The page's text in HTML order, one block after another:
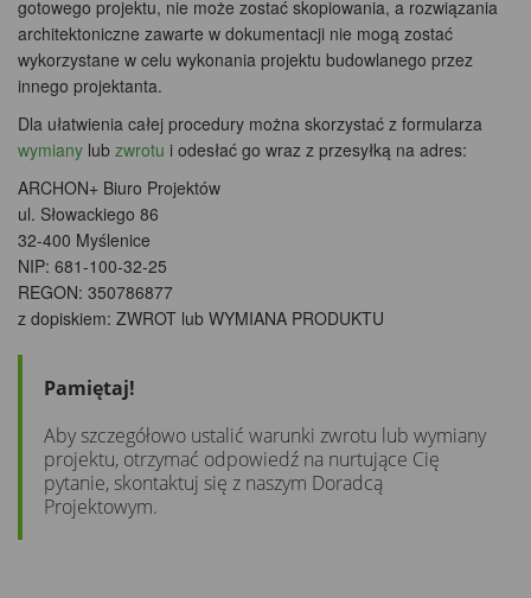
gotowego projektu, nie może zostać skopiowania, a rozwiązania
architektoniczne zawarte w dokumentacji nie mogą zostać
wykorzystane w celu wykonania projektu budowlanego przez
innego projektanta.
Dla ułatwienia całej procedury można skorzystać z formularza
wymiany lub zwrotu i odesłać go wraz z przesyłką na adres:
ARCHON+ Biuro Projektów
ul. Słowackiego 86
32-400 Myślenice
NIP: 681-100-32-25
REGON: 350786877
z dopiskiem: ZWROT lub WYMIANA PRODUKTU
Pamiętaj!
Aby szczegółowo ustalić warunki zwrotu lub wymiany
projektu, otrzymać odpowiedź na nurtujące Cię
pytanie, skontaktuj się z naszym Doradcą
Projektowym.